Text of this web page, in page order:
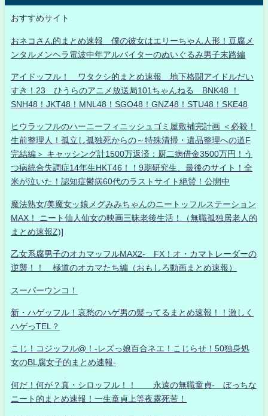
おすすめサイト
おネコさん的まとめ速報 僕の彼女はエリーちゃん人形！豆腐メ
ンタルメンヘラ電波中年アルバイターのぬいぐるみ男子末路編
アイドッフル！ ワタクシ的まとめ速報 地下格闘アイドルだい
すき！23 ひうらのアニメ放送局101ちゃんねる BNK48 ！
SNH48！JKT48！MNL48！SGO48！GNZ48！STU48！SKE48
ヒウラッフルのハーニーフィニッシュゴミ屋敷補完計画 ＜必殺！
生前整理人！孤立し孤独死からの～特殊清掃・遺品整理への道F
完結編＞ キャッシング計1500万返済：厨二病借金3500万円！う
つ病統合失調症14年生HKT46！！9期研究生、最後のサイト！全
米が泣いた！認知症鬱病60代のラストサイト絶賛！公開中
魔法熟女/美魔女ッ娘メグみみちゃんのニートッフルステーション
MAX！ ニート仙人仙女の映画三昧老後生活！（無職孤独居老人的
まとめ速報Z)]
乙女系腐男子のオカマッフルMAX2- FX！オ・カマトレーダーの
逆襲！！ 極道のオカマたち編（おもしろ動画まとめ速報）
スーパーウンコ！
新・ハゲッフル！哀愁のハゲ男の髪ってるまとめ速報！！激しく
ハゲっTEL？
こじ！コジッフル@！-レズっ娘百合ネエ！こじらせ！50独身処
女のBL腐女子的まとめ速報-
何だ！何が？真・シロッフル！！ 永遠の無職童貞- ぼっちな
ニート的まとめ速報！一生童貞上等夜露死苦！